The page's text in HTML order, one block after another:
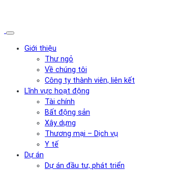
Giới thiệu
Thư ngỏ
Về chúng tôi
Công ty thành viên, liên kết
Lĩnh vực hoạt động
Tài chính
Bất động sản
Xây dựng
Thương mại – Dịch vụ
Y tế
Dự án
Dự án đầu tư, phát triển